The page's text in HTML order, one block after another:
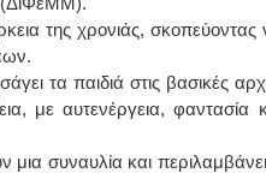
της χρονιάς, σκοπεύοντας
τα παιδιά στις βασικές
με αυτενέργεια, φαντασία
συναυλία και
Α. ΜΑΛΛΙΑΣ
ΧΕΙΡΟΥΡΓΟΣ
ΟΦΘΑΛΜΙΑΤΡΟΣ
Καλλιπόλεως 3,Νέα Σμύρνη,